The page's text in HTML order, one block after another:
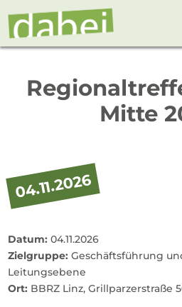
Mitte
Datum: 04.11.2026
Zielgruppe: Geschäftsführung
Leitungsebene
Ort: BBRZ Linz, Grillparzerstraße
04.11.2026